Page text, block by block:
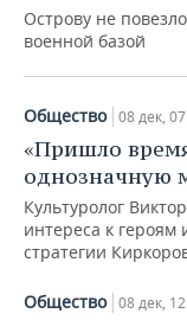
ХОККЕЙ С МЯЧОМ
ПРОИСШЕСТВИЯ
Острову не
военной базой
Общество 08 дек,
«Пришло
однозначную
Культуролог
интереса к
стратегии
Общество 08 дек,